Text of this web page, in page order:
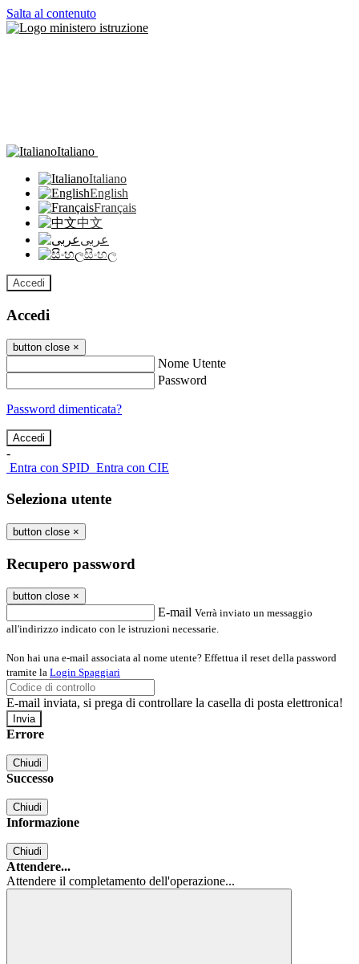
Salta al contenuto
Italiano
Italiano
English
Français
中文
عربى
සිංහල
Accedi
Accedi
button close ×
Nome Utente
Password
Password dimenticata?
-
Entra con SPID Entra con CIE
Seleziona utente
button close ×
Recupero password
button close ×
E-mail Verrà inviato un messaggio
all'indirizzo indicato con le istruzioni necessarie.
Non hai una e-mail associata al nome utente? Effettua il reset della password
tramite la Login Spaggiari
E-mail inviata, si prega di controllare la casella di posta elettronica!
Errore
Chiudi
Successo
Chiudi
Informazione
Chiudi
Attendere...
Attendere il completamento dell'operazione...